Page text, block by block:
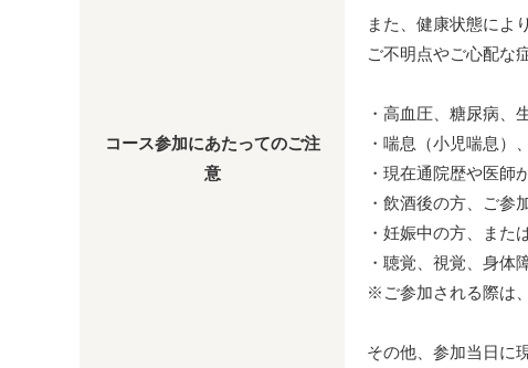
コース参加にあたってのご注
意
また、健康状態によ
ご不明点やご心配な
・高血圧、糖尿病、
・喘息（小児喘息）
・現在通院歴や医師
・飲酒後の方、ご参
・妊娠中の方、また
・聴覚、視覚、身体
※ご参加される際は
その他、参加当日に